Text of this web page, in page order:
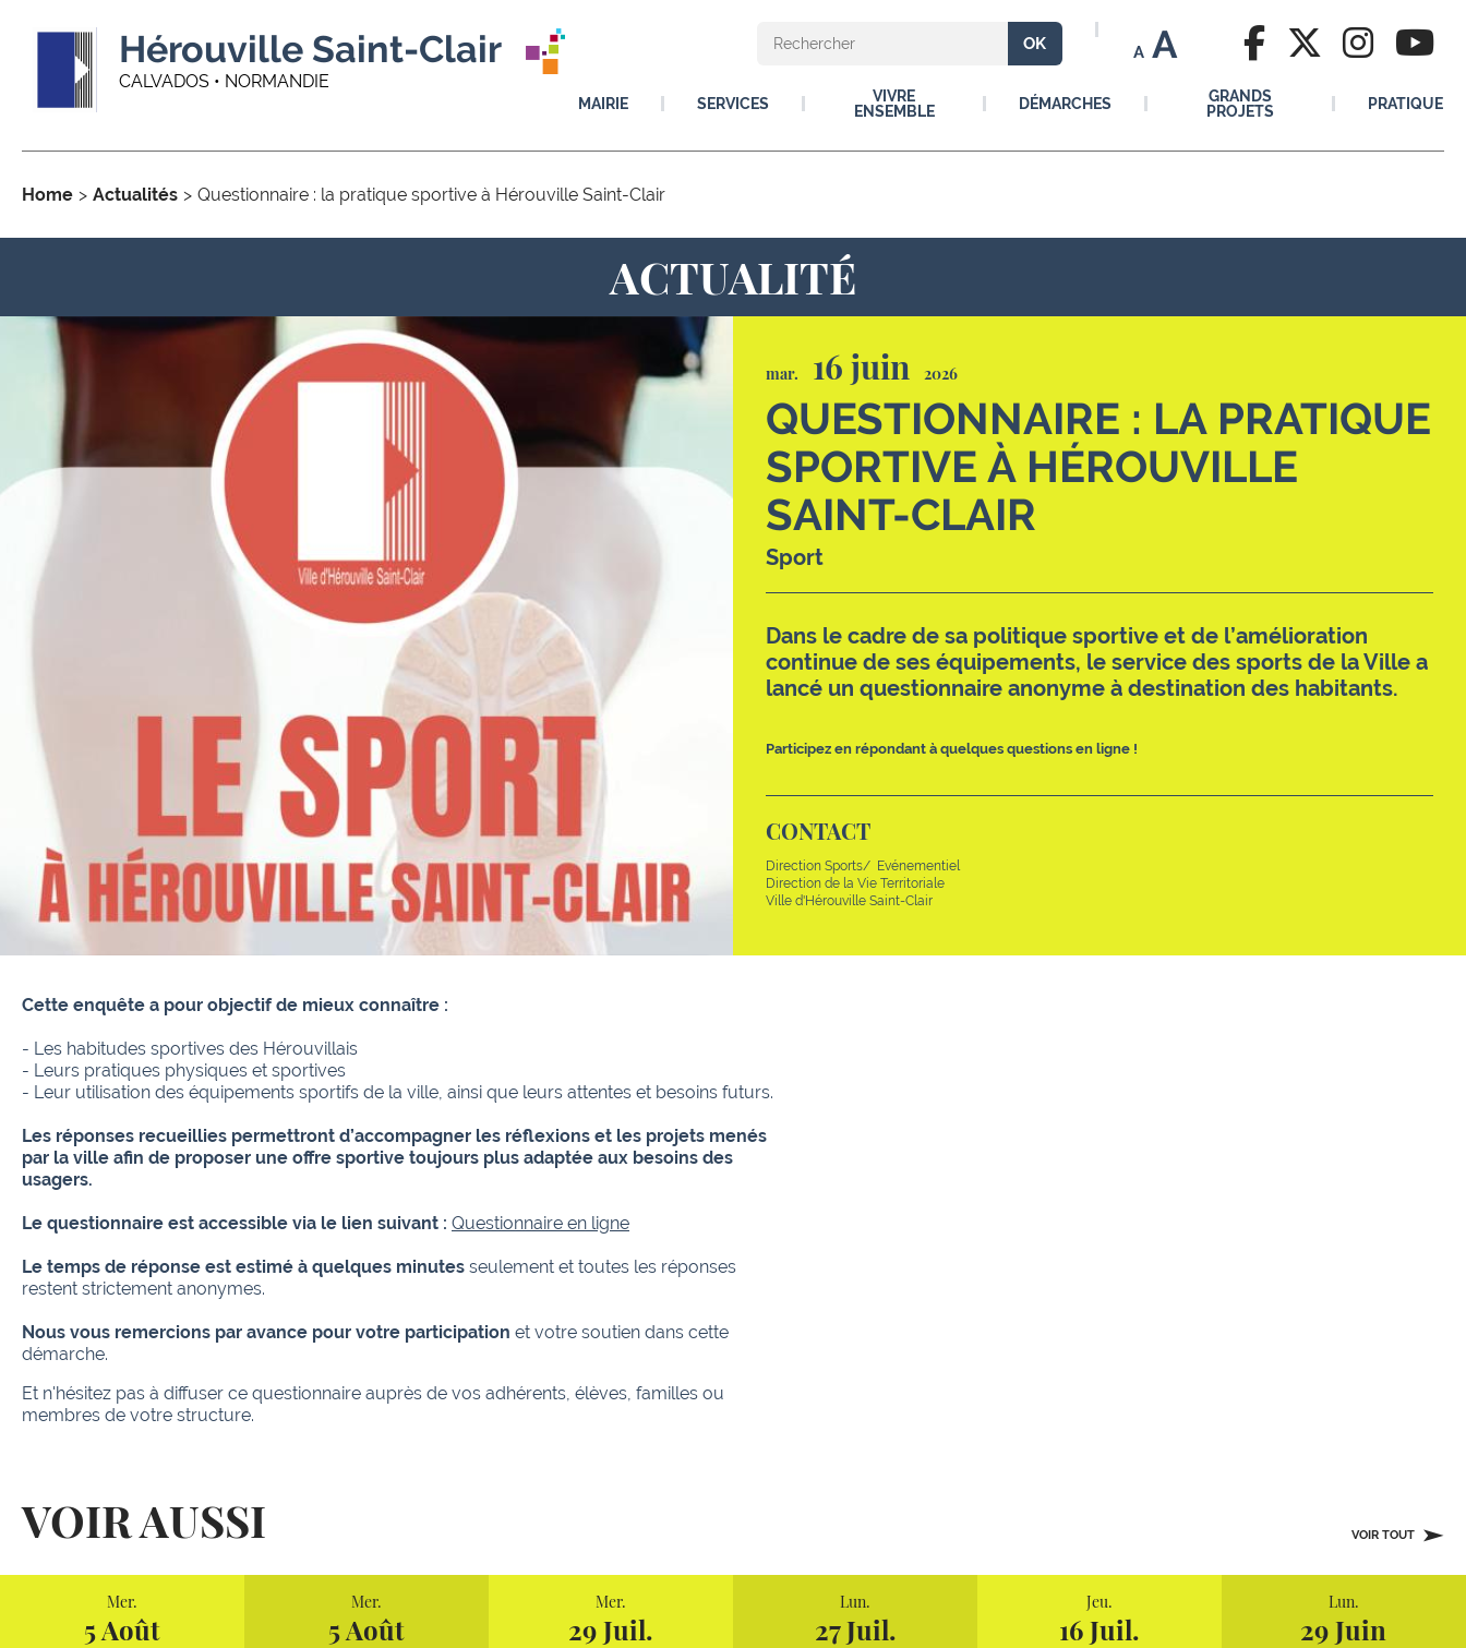
Hérouville Saint-Clair
CALVADOS • NORMANDIE
A A
MAIRIE SERVICES
VIVRE
ENSEMBLE
DÉMARCHES
GRANDS
PROJETS
PRATIQUE
Home Actualités Questionnaire : la pratique sportive à Hérouville Saint-Clair
ACTUALITÉ
mar. 16 juin 2026
QUESTIONNAIRE : LA PRATIQUE
SPORTIVE À HÉROUVILLE
SAINT-CLAIR
Sport
Dans le cadre de sa politique sportive et de l’amélioration
continue de ses équipements, le service des sports de la Ville a
lancé un questionnaire anonyme à destination des habitants.
Participez en répondant à quelques questions en ligne !
CONTACT
Direction Sports/ Evénementiel
Direction de la Vie Territoriale
Ville d'Hérouville Saint-Clair
Cette enquête a pour objectif de mieux connaître :
- Les habitudes sportives des Hérouvillais
- Leurs pratiques physiques et sportives
- Leur utilisation des équipements sportifs de la ville, ainsi que leurs attentes et besoins futurs.
Les réponses recueillies permettront d’accompagner les réflexions et les projets menés
par la ville afin de proposer une offre sportive toujours plus adaptée aux besoins des
usagers.
Le questionnaire est accessible via le lien suivant : Questionnaire en ligne
Le temps de réponse est estimé à quelques minutes seulement et toutes les réponses
restent strictement anonymes.
Nous vous remercions par avance pour votre participation et votre soutien dans cette
démarche.
Et n'hésitez pas à diffuser ce questionnaire auprès de vos adhérents, élèves, familles ou
membres de votre structure.
VOIR AUSSI VOIR TOUT
Mer.
5 Août
Mer.
5 Août
Mer.
29 Juil.
Lun.
27 Juil.
Jeu.
16 Juil.
Lun.
29 Juin